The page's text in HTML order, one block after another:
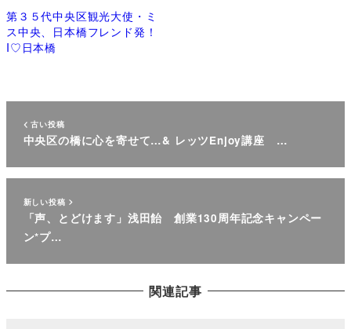
第３５代中央区観光大使・ミ
ス中央、日本橋フレンド発！
I♡日本橋
古い投稿
中央区の橋に心を寄せて…& レッツEnjoy講座 …
新しい投稿
「声、とどけます」浅田飴 創業130周年記念キャンペー
ン*プ…
関連記事